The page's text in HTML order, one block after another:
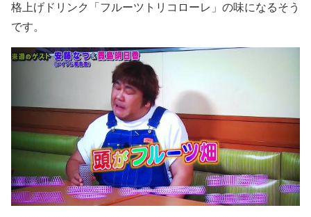
格上げドリンク「フルーツトリコローレ」の味になるそう
です。